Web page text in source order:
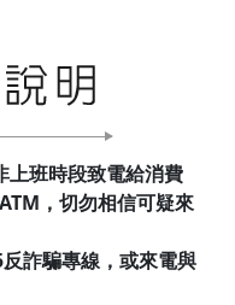
上班時段致電給消費
，切勿相信可疑來
詐騙專線，或來電與